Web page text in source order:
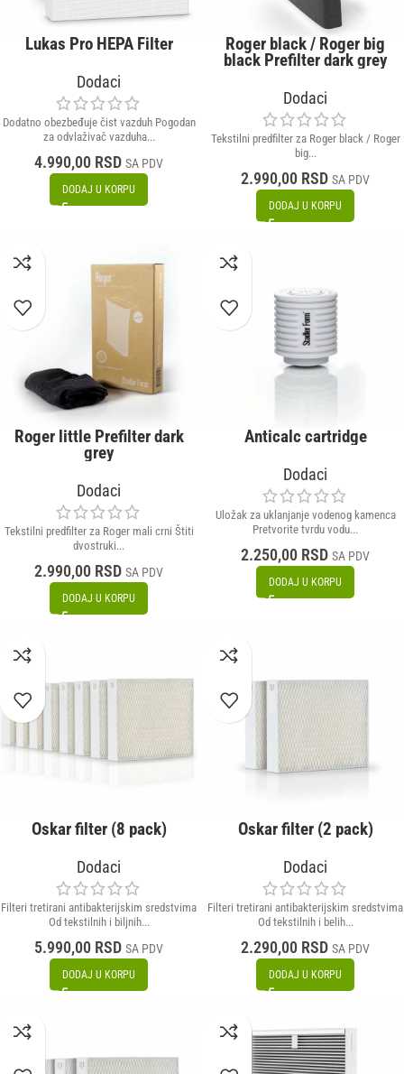
Lukas Pro HEPA Filter
Dodaci
Dodatno obezbeđuje čist vazduh Pogodan
za odvlaživač vazduha...
4.990,00 RSD SA PDV
DODAJ U KORPU
Roger black / Roger big
black Prefilter dark grey
Dodaci
Tekstilni predfilter za Roger black / Roger
big...
2.990,00 RSD SA PDV
DODAJ U KORPU
Roger little Prefilter dark
grey
Dodaci
Tekstilni predfilter za Roger mali crni Štiti
dvostruki...
2.990,00 RSD SA PDV
DODAJ U KORPU
Anticalc cartridge
Dodaci
Uložak za uklanjanje vodenog kamenca
Pretvorite tvrdu vodu...
2.250,00 RSD SA PDV
DODAJ U KORPU
Oskar filter (8 pack)
Dodaci
Filteri tretirani antibakterijskim sredstvima
Od tekstilnih i biljnih...
5.990,00 RSD SA PDV
DODAJ U KORPU
Oskar filter (2 pack)
Dodaci
Filteri tretirani antibakterijskim sredstvima
Od tekstilnih i belih...
2.290,00 RSD SA PDV
DODAJ U KORPU